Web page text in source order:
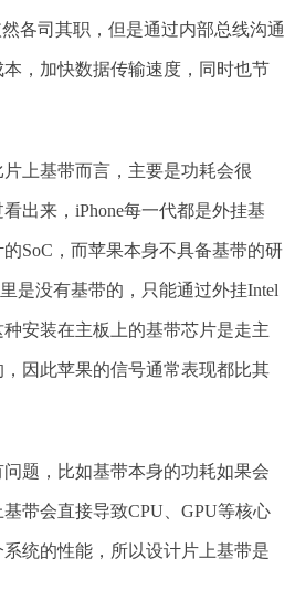
各司其职，但是通过内部总线沟通
，加快数据传输速度，同时也节
上基带而言，主要是功耗会很
出来，iPhone每一代都是外挂基
SoC，而苹果本身不具备基带的研
是没有基带的，只能通过外挂Intel
安装在主板上的基带芯片是走主
因此苹果的信号通常表现都比其
题，比如基带本身的功耗如果会
带会直接导致CPU、GPU等核心
统的性能，所以设计片上基带是